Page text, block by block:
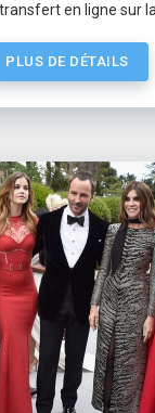
en ligne sur
PLUS DE DÉTAILS